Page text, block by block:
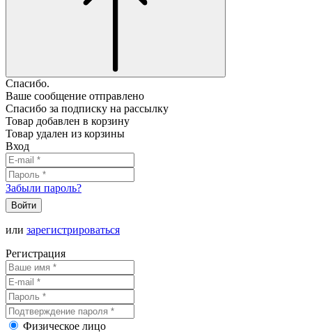
Спасибо.
Ваше сообщение отправлено
Спасибо за подписку на рассылку
Товар добавлен в корзину
Товар удален из корзины
Вход
Забыли пароль?
Войти
или зарегистрироваться
Регистрация
Физическое лицо